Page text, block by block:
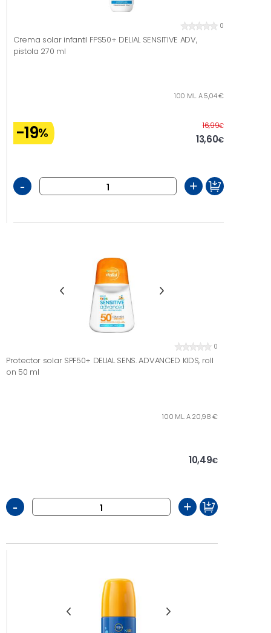
0
Crema solar infantil FPS50+ DELIAL SENSITIVE ADV,
pistola 270 ml
100 ML. A 5,04 €
-19% 16,99€Antes
13,60€
- +
0
Protector solar SPF50+ DELIAL SENS. ADVANCED KIDS, roll
on 50 ml
100 ML. A 20,98 €
10,49€
- +